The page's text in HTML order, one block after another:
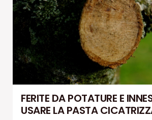
FERITE DA POTATURE E
USARE LA PASTA